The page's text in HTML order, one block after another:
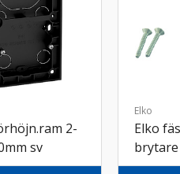
2-
sv
Elko
Elko